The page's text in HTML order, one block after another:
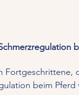
Fortgeschrittene,
beim